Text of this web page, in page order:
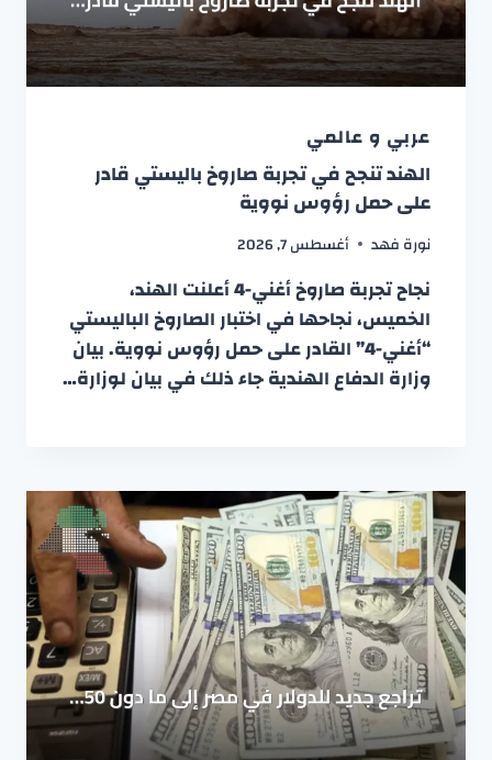
عربي و عالمي
الهند تنجح في تجربة صاروخ باليستي قادر
على حمل رؤوس نووية
نورة فهد أغسطس 7, 2026
نجاح تجربة صاروخ أغني-4 أعلنت الهند،
الخميس، نجاحها في اختبار الصاروخ الباليستي
“أغني-4” القادر على حمل رؤوس نووية. بيان
وزارة الدفاع الهندية جاء ذلك في بيان لوزارة…